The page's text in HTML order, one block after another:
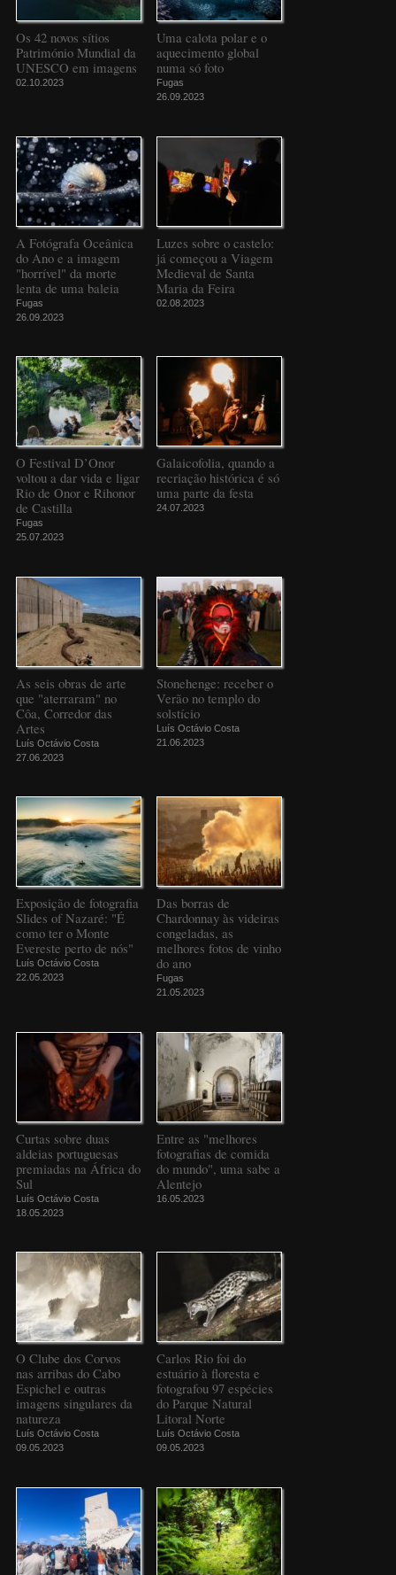
Os 42 novos sítios
Património Mundial da
UNESCO em imagens
02.10.2023
Uma calota polar e o
aquecimento global
numa só foto
Fugas
26.09.2023
A Fotógrafa Oceânica
do Ano e a imagem
"horrível" da morte
lenta de uma baleia
Fugas
26.09.2023
Luzes sobre o castelo:
já começou a Viagem
Medieval de Santa
Maria da Feira
02.08.2023
O Festival D’Onor
voltou a dar vida e ligar
Rio de Onor e Rihonor
de Castilla
Fugas
25.07.2023
Galaicofolia, quando a
recriação histórica é só
uma parte da festa
24.07.2023
As seis obras de arte
que "aterraram" no
Côa, Corredor das
Artes
Luís Octávio Costa
27.06.2023
Stonehenge: receber o
Verão no templo do
solstício
Luís Octávio Costa
21.06.2023
Exposição de fotografia
Slides of Nazaré: "É
como ter o Monte
Evereste perto de nós"
Luís Octávio Costa
22.05.2023
Das borras de
Chardonnay às videiras
congeladas, as
melhores fotos de vinho
do ano
Fugas
21.05.2023
Curtas sobre duas
aldeias portuguesas
premiadas na África do
Sul
Luís Octávio Costa
18.05.2023
Entre as "melhores
fotografias de comida
do mundo", uma sabe a
Alentejo
16.05.2023
O Clube dos Corvos
nas arribas do Cabo
Espichel e outras
imagens singulares da
natureza
Luís Octávio Costa
09.05.2023
Carlos Rio foi do
estuário à floresta e
fotografou 97 espécies
do Parque Natural
Litoral Norte
Luís Octávio Costa
09.05.2023